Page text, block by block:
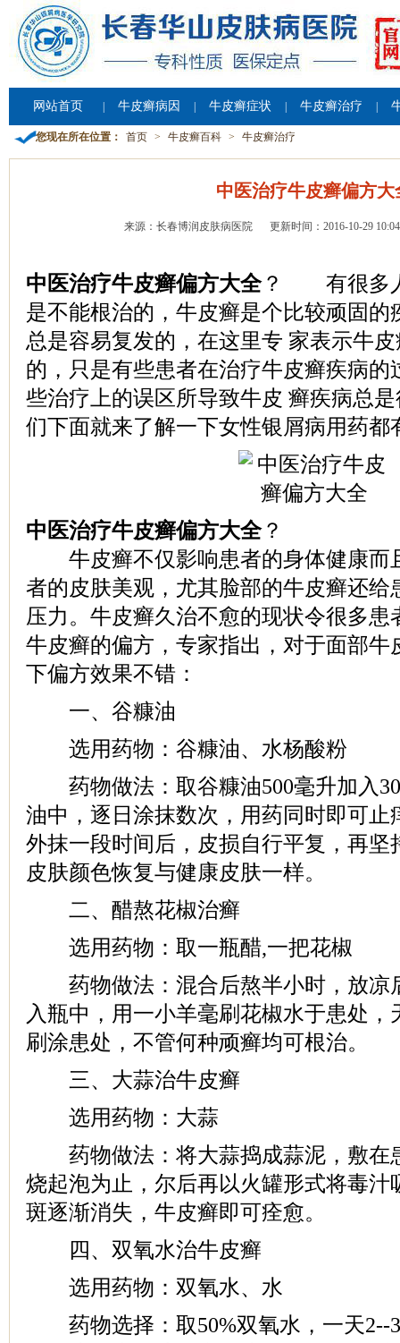
网站首页 牛皮癣病因 牛皮癣症状 牛皮癣治疗
您现在所在位置： 首页 > 牛皮癣百科 > 牛皮癣治疗
中医治疗牛皮癣偏方大
来源：长春博润皮肤病医院 更新时间：2016-10-29
中医治疗牛皮癣偏方大全？ 有很多人
是不能根治的，牛皮癣是个比较顽固的
总是容易复发的，在这里专 家表示牛
的，只是有些患者在治疗牛皮癣疾病的
些治疗上的误区所导致牛皮 癣疾病总
们下面就来了解一下女性银屑病用药都
中医治疗牛皮癣偏方大全？
牛皮癣不仅影响患者的身体健康而
者的皮肤美观，尤其脸部的牛皮癣还给
压力。牛皮癣久治不愈的现状令很多患
牛皮癣的偏方，专家指出，对于面部牛
下偏方效果不错：
一、谷糠油
选用药物：谷糠油、水杨酸粉
药物做法：取谷糠油500毫升加入
油中，逐日涂抹数次，用药同时即可止
外抹一段时间后，皮损自行平复，再坚
皮肤颜色恢复与健康皮肤一样。
二、醋熬花椒治癣
选用药物：取一瓶醋,一把花椒
药物做法：混合后熬半小时，放凉
入瓶中，用一小羊毫刷花椒水于患处，
刷涂患处，不管何种顽癣均可根治。
三、大蒜治牛皮癣
选用药物：大蒜
药物做法：将大蒜捣成蒜泥，敷在
烧起泡为止，尔后再以火罐形式将毒汁
斑逐渐消失，牛皮癣即可痊愈。
四、双氧水治牛皮癣
选用药物：双氧水、水
药物选择：取50%双氧水，一天2--